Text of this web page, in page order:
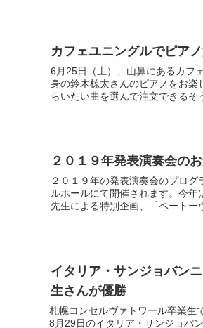
カフェユニングルでピア
6月25日（土）、山鼻にあるカフ
身の鈴木椋太さんのピアノをお楽
らいたい曲を選んで注文できるそ
２０１９年発表演奏会の
２０１９年の発表演奏会のプロ
ルホールにて開催されます。今
先生による特別企画、「ベートー
イタリア・サンジョバン
生さんが優勝
札幌コンセルヴァトワール卒業生
8月29日のイタリア・サンジョバ